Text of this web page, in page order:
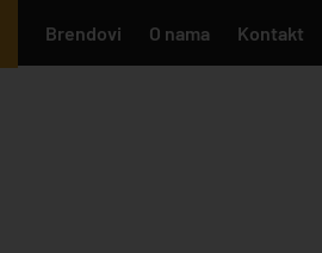
Brendovi O nama Kontakt